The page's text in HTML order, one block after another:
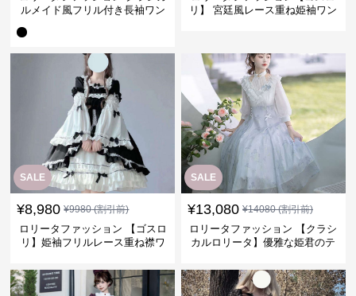
ルメイド風フリル付き長袖ワン
リ】 宮廷風レース重ね姫袖ワン
SALE
¥8,980 ¥9980(割引前)
ロリータファッション 【ゴスロ
リ】姫袖フリルレース重ね襟ワ
SALE
¥13,080 ¥14080(割引前)
ロリータファッション 【クラシ
カルロリータ】優雅な姫君のテ